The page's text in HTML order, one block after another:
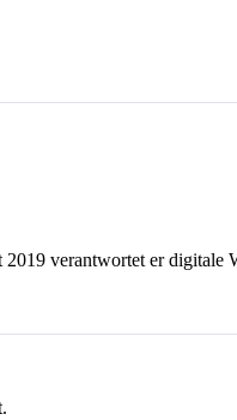
verantwortet er